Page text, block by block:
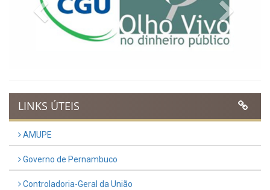
Previous
LINKS ÚTEIS
AMUPE
Governo de Pernambuco
Controladoria-Geral da União